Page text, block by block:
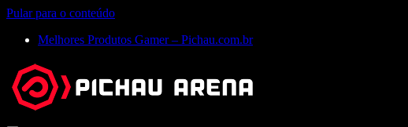
Pular para o conteúdo
Melhores Produtos Gamer – Pichau.com.br